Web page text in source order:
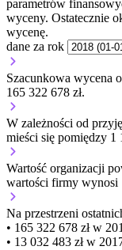
parametrów
wyceny. Ostatecznie
wycenę.
dane za rok
Szacunkowa wycena
165 322 678 zł.
W zależności od
mieści się pomiędzy 1
Wartość organizacji
wartości firmy wynosi
Na przestrzeni
• 165 322 678 zł w
• 13 032 483 zł w